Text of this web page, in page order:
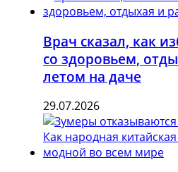
Врач сказал, как
со здоровьем,
летом на даче
29.07.2026